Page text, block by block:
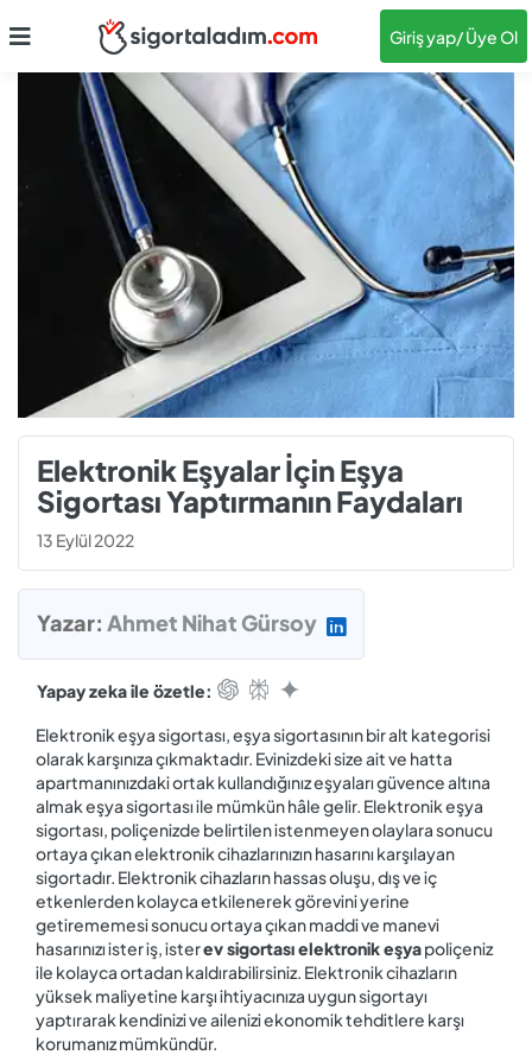
Giriş yap/ Üye Ol
Elektronik Eşyalar İçin Eşya
Sigortası Yaptırmanın Faydaları
13 Eylül 2022
Yazar: Ahmet Nihat Gürsoy
Yapay zeka ile özetle:
Elektronik eşya sigortası, eşya sigortasının bir alt kategorisi
olarak karşınıza çıkmaktadır. Evinizdeki size ait ve hatta
apartmanınızdaki ortak kullandığınız eşyaları güvence altına
almak eşya sigortası ile mümkün hâle gelir. Elektronik eşya
sigortası, poliçenizde belirtilen istenmeyen olaylara sonucu
ortaya çıkan elektronik cihazlarınızın hasarını karşılayan
sigortadır. Elektronik cihazların hassas oluşu, dış ve iç
etkenlerden kolayca etkilenerek görevini yerine
getirememesi sonucu ortaya çıkan maddi ve manevi
hasarınızı ister iş, isterev sigortası elektronik eşyapoliçeniz
ile kolayca ortadan kaldırabilirsiniz. Elektronik cihazların
yüksek maliyetine karşı ihtiyacınıza uygun sigortayı
yaptırarak kendinizi ve ailenizi ekonomik tehditlere karşı
korumanız mümkündür.